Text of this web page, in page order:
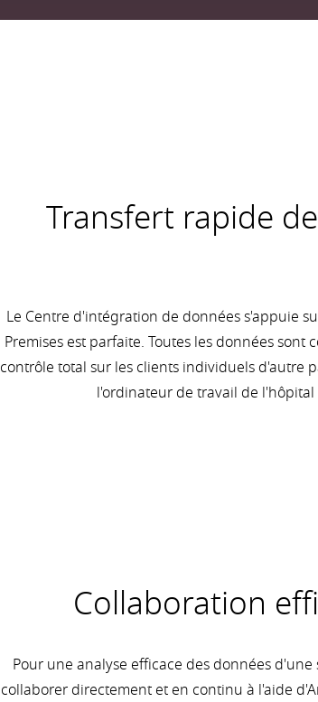
Transfert rapide
Le Centre d'intégration de données s'appuie
Premises est parfaite. Toutes les données
contrôle total sur les clients individuels d'autre
l'ordinateur de travail de
Collaboration
Pour une analyse efficace des données
collaborer directement et en continu à l'aide